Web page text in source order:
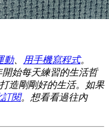
動、 用手機寫程式。
開始每天練習的生活哲
造剛剛好的生活。如果
訂閱。想看看過往內